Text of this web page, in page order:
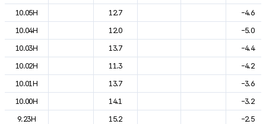
10.05H
12.7
-4.6
10.04H
12.0
-5.0
10.03H
13.7
-4.4
10.02H
11.3
-4.2
10.01H
13.7
-3.6
10.00H
14.1
-3.2
9.23H
15.2
-2.5